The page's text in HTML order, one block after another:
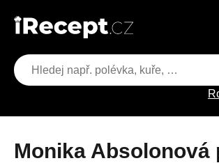
Monika Absolonová po